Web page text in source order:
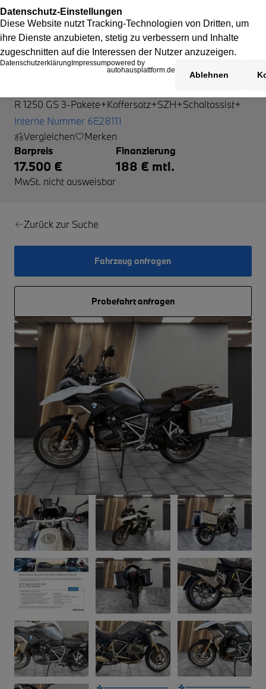
R 1250 GS 3-Pakete+Koffersatz+SZH+Schaltassist+
Interne Nummer 6E28111
Vergleichen
Merken
Barpreis
17.500 €
MwSt. nicht ausweisbar
Finanzierung
188 € mtl.
Zurück zur Suche
Fahrzeug anfragen
Probefahrt anfragen